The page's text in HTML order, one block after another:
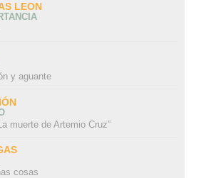
LEON
y aguante
muerte de Artemio Cruz”
cosas